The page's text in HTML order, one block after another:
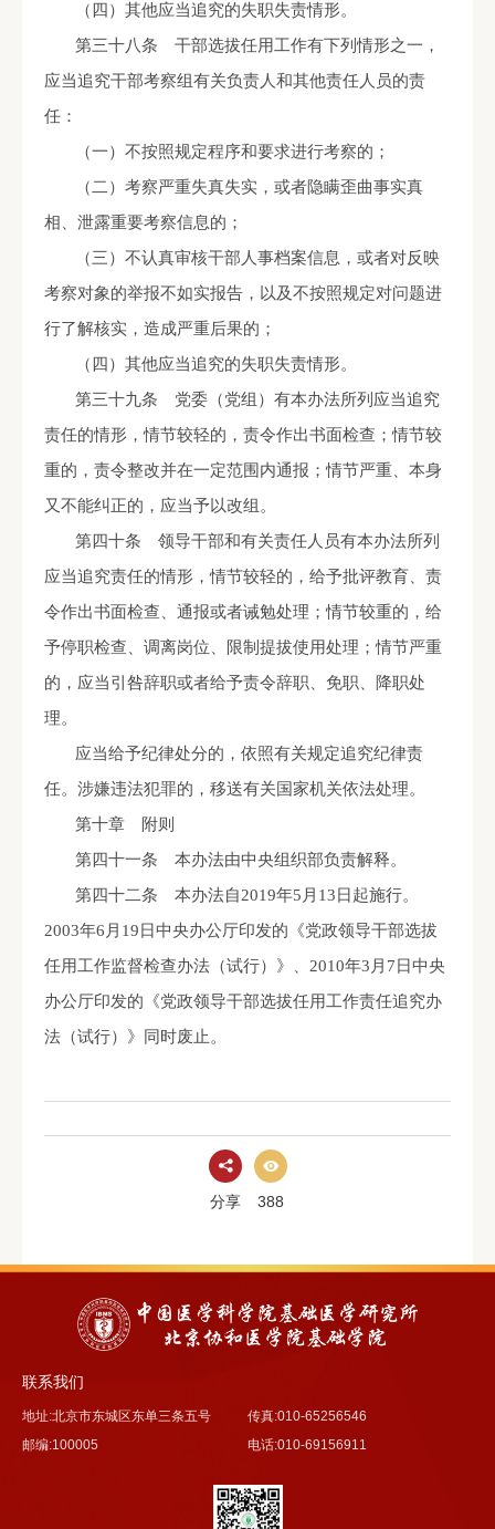
（四）其他应当追究的失职失责情形。
第三十八条 干部选拔任用工作有下列情形之一，
应当追究干部考察组有关负责人和其他责任人员的责
任：
（一）不按照规定程序和要求进行考察的；
（二）考察严重失真失实，或者隐瞒歪曲事实真
相、泄露重要考察信息的；
（三）不认真审核干部人事档案信息，或者对反映
考察对象的举报不如实报告，以及不按照规定对问题进
行了解核实，造成严重后果的；
（四）其他应当追究的失职失责情形。
第三十九条 党委（党组）有本办法所列应当追究
责任的情形，情节较轻的，责令作出书面检查；情节较
重的，责令整改并在一定范围内通报；情节严重、本身
又不能纠正的，应当予以改组。
第四十条 领导干部和有关责任人员有本办法所列
应当追究责任的情形，情节较轻的，给予批评教育、责
令作出书面检查、通报或者诫勉处理；情节较重的，给
予停职检查、调离岗位、限制提拔使用处理；情节严重
的，应当引咎辞职或者给予责令辞职、免职、降职处
理。
应当给予纪律处分的，依照有关规定追究纪律责
任。涉嫌违法犯罪的，移送有关国家机关依法处理。
第十章 附则
第四十一条 本办法由中央组织部负责解释。
第四十二条 本办法自2019年5 月 13 日起施行。
2003年6 月 19 日中央办公厅印发的《党政领导干部选拔
任用工作监督检查办法（试行）》、 2010年3 月 7 日中央
办公厅印发的《党政领导干部选拔任用工作责任追究办
法（试行）》同时废止。
分享 388
联系我们
地址:北京市东城区东单三条五号
传真:010-65256546
邮编:100005
电话:010-69156911